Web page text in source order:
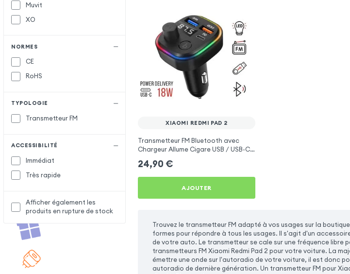
Muvit
XO
NORMES
CE
RoHS
TYPOLOGIE
Transmetteur FM
ACCESSIBILITÉ
Immédiat
Très rapide
Afficher également les
produits en rupture de stock
XIAOMI REDMI PAD 2
Transmetteur FM Bluetooth avec
Chargeur Allume Cigare USB / USB-C,
24,90 €
AJOUTER
Trouvez le transmetteur FM adapté à vos usages sur la
formes pour répondre à tous les usages. Il s'agit d'un
de votre auto. Le transmetteur se cale sur une fréquence libre
transmetteurs FM Xiaomi Redmi Pad 2 pour votre voiture. La
émettre une onde sur l'autoradio de votre voiture, il est donc
autoradio de dernière génération. Un transmetteur FM pour